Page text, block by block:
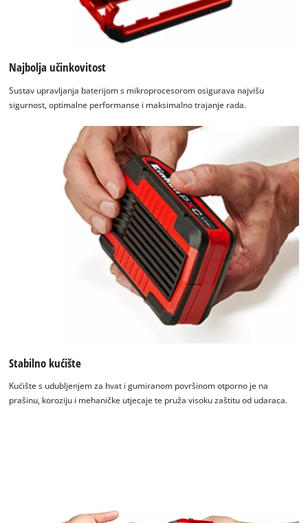
Najbolja učinkovitost
Sustav upravljanja baterijom s mikroprocesorom osigurava najvišu
sigurnost, optimalne performanse i maksimalno trajanje rada.
Stabilno kućište
Kućište s udubljenjem za hvat i gumiranom površinom otporno je na
prašinu, koroziju i mehaničke utjecaje te pruža visoku zaštitu od udaraca.